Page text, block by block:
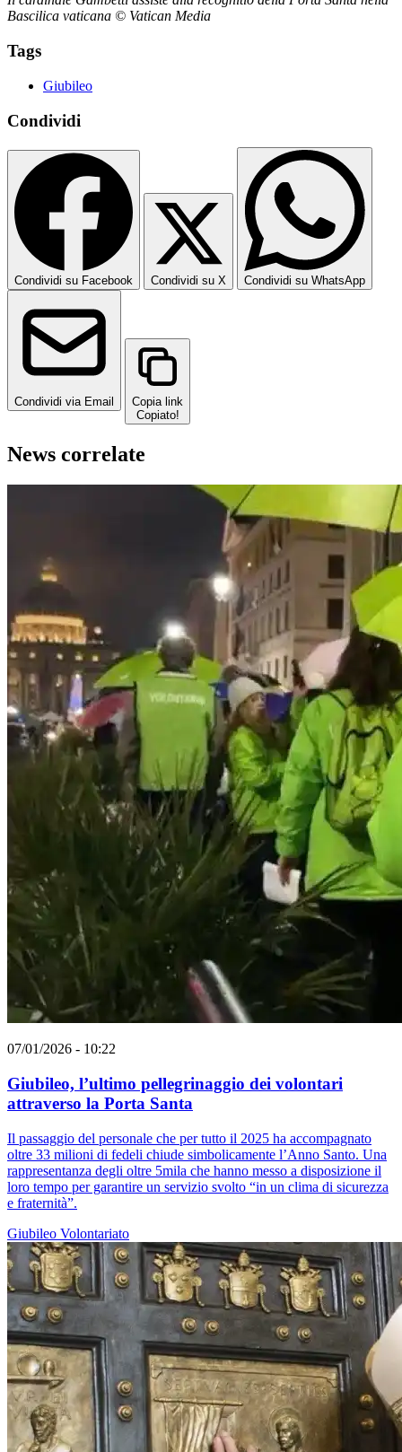
Bascilica vaticana © Vatican Media
Tags
Giubileo
Condividi
Condividi su Facebook Condividi su X Condividi su WhatsApp
Condividi via Email
Copia link
Copiato!
News correlate
07/01/2026 - 10:22
Giubileo, l’ultimo pellegrinaggio dei volontari
attraverso la Porta Santa
Il passaggio del personale che per tutto il 2025 ha accompagnato
oltre 33 milioni di fedeli chiude simbolicamente l’Anno Santo. Una
rappresentanza degli oltre 5mila che hanno messo a disposizione il
loro tempo per garantire un servizio svolto “in un clima di sicurezza
e fraternità”.
Giubileo Volontariato